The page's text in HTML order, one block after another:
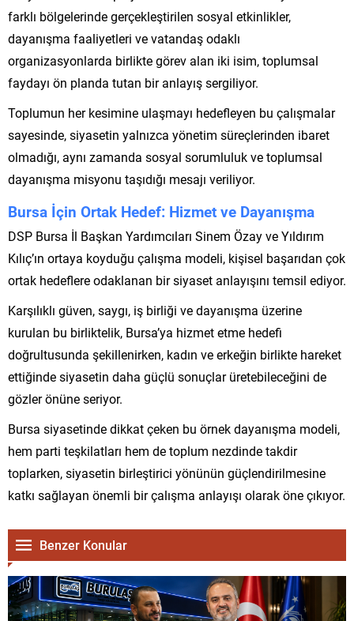
farklı bölgelerinde gerçekleştirilen sosyal etkinlikler,
dayanışma faaliyetleri ve vatandaş odaklı
organizasyonlarda birlikte görev alan iki isim, toplumsal
faydayı ön planda tutan bir anlayış sergiliyor.
Toplumun her kesimine ulaşmayı hedefleyen bu çalışmalar
sayesinde, siyasetin yalnızca yönetim süreçlerinden ibaret
olmadığı, aynı zamanda sosyal sorumluluk ve toplumsal
dayanışma misyonu taşıdığı mesajı veriliyor.
Bursa İçin Ortak Hedef: Hizmet ve Dayanışma
DSP Bursa İl Başkan Yardımcıları Sinem Özay ve Yıldırım
Kılıç’ın ortaya koyduğu çalışma modeli, kişisel başarıdan çok
ortak hedeflere odaklanan bir siyaset anlayışını temsil ediyor.
Karşılıklı güven, saygı, iş birliği ve dayanışma üzerine
kurulan bu birliktelik, Bursa’ya hizmet etme hedefi
doğrultusunda şekillenirken, kadın ve erkeğin birlikte hareket
ettiğinde siyasetin daha güçlü sonuçlar üretebileceğini de
gözler önüne seriyor.
Bursa siyasetinde dikkat çeken bu örnek dayanışma modeli,
hem parti teşkilatları hem de toplum nezdinde takdir
toplarken, siyasetin birleştirici yönünün güçlendirilmesine
katkı sağlayan önemli bir çalışma anlayışı olarak öne çıkıyor.
Benzer Konular